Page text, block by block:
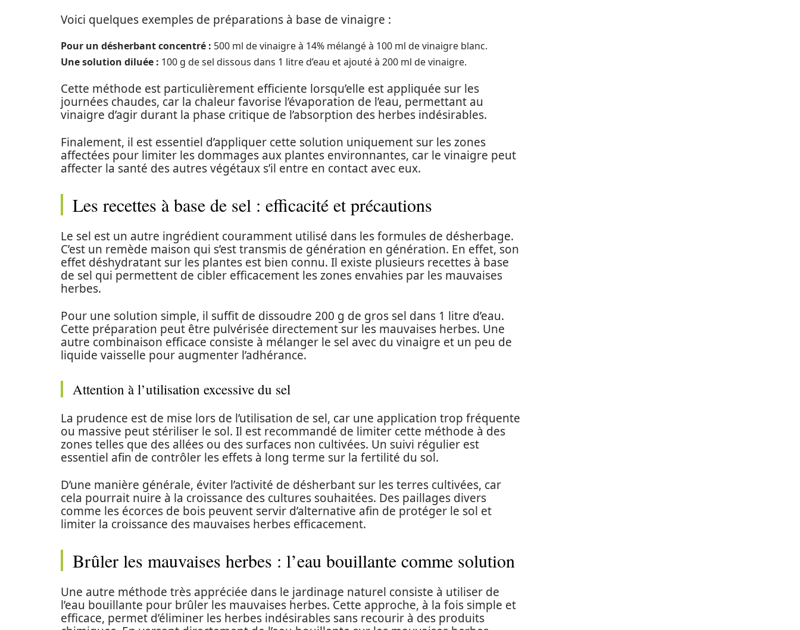
Voici quelques exemples de préparations à base de vinaigre :
Pour un désherbant concentré : 500 ml de vinaigre à 14% mélangé à 100 ml de vinaigre blanc.
Une solution diluée : 100 g de sel dissous dans 1 litre d’eau et ajouté à 200 ml de vinaigre.
Cette méthode est particulièrement efficiente lorsqu’elle est appliquée sur les
journées chaudes, car la chaleur favorise l’évaporation de l’eau, permettant au
vinaigre d’agir durant la phase critique de l’absorption des herbes indésirables.
Finalement, il est essentiel d’appliquer cette solution uniquement sur les zones
affectées pour limiter les dommages aux plantes environnantes, car le vinaigre peut
affecter la santé des autres végétaux s’il entre en contact avec eux.
Les recettes à base de sel : efficacité et précautions
Le sel est un autre ingrédient couramment utilisé dans les formules de désherbage.
C’est un remède maison qui s’est transmis de génération en génération. En effet, son
effet déshydratant sur les plantes est bien connu. Il existe plusieurs recettes à base
de sel qui permettent de cibler efficacement les zones envahies par les mauvaises
herbes.
Pour une solution simple, il suffit de dissoudre 200 g de gros sel dans 1 litre d’eau.
Cette préparation peut être pulvérisée directement sur les mauvaises herbes. Une
autre combinaison efficace consiste à mélanger le sel avec du vinaigre et un peu de
liquide vaisselle pour augmenter l’adhérance.
Attention à l’utilisation excessive du sel
La prudence est de mise lors de l’utilisation de sel, car une application trop fréquente
ou massive peut stériliser le sol. Il est recommandé de limiter cette méthode à des
zones telles que des allées ou des surfaces non cultivées. Un suivi régulier est
essentiel afin de contrôler les effets à long terme sur la fertilité du sol.
D’une manière générale, éviter l’activité de désherbant sur les terres cultivées, car
cela pourrait nuire à la croissance des cultures souhaitées. Des paillages divers
comme les écorces de bois peuvent servir d’alternative afin de protéger le sol et
limiter la croissance des mauvaises herbes efficacement.
Brûler les mauvaises herbes : l’eau bouillante comme solution
Une autre méthode très appréciée dans le jardinage naturel consiste à utiliser de
l’eau bouillante pour brûler les mauvaises herbes. Cette approche, à la fois simple et
efficace, permet d’éliminer les herbes indésirables sans recourir à des produits